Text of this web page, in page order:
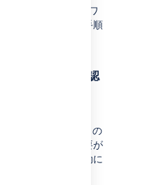
ポイントをネットワ
うにするか適切な手順
ていることを確認
め、JMX とアプリの
ことを確認する必要が
れらは両方とも有効に